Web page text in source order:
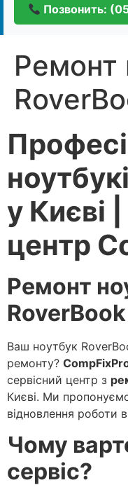
Позвонить:
Ремонт
у Києві
центр
Ремонт
Ваш ноутбук
ремонту?
сервісний центр з
Києві. Ми
відновлення роботи
Чому
сервіс?